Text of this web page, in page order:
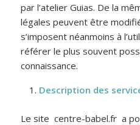
par l’atelier Guias. De la
légales peuvent être
s’imposent néanmoins à
référer le plus souvent
connaissance.
Description des
Le site centre-babel.fr a